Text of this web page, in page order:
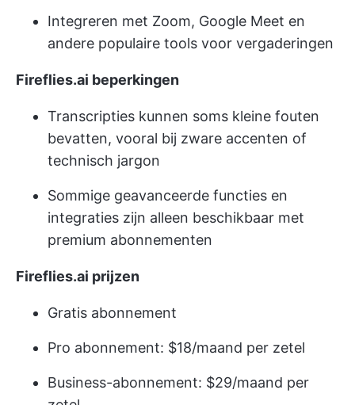
Integreren met Zoom, Google Meet en
andere populaire tools voor vergaderingen
Fireflies.ai beperkingen
Transcripties kunnen soms kleine fouten
bevatten, vooral bij zware accenten of
technisch jargon
Sommige geavanceerde functies en
integraties zijn alleen beschikbaar met
premium abonnementen
Fireflies.ai prijzen
Gratis abonnement
Pro abonnement: $18/maand per zetel
Business-abonnement: $29/maand per